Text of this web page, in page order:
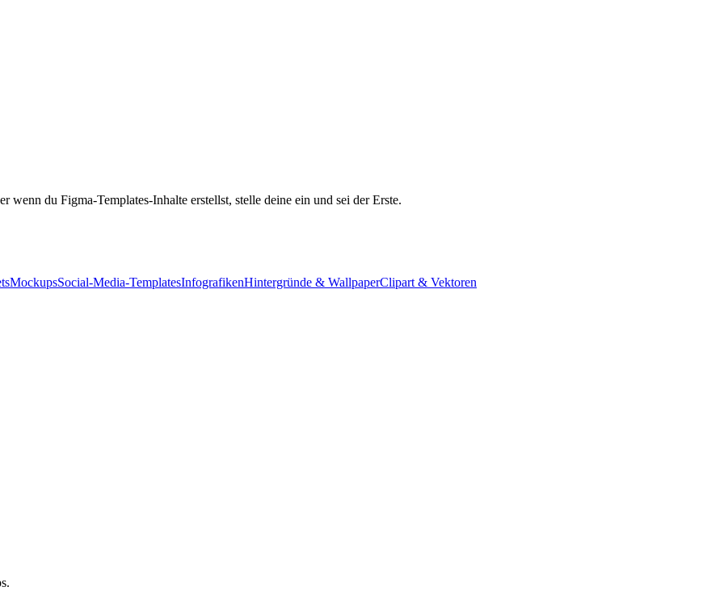
du Figma-Templates-Inhalte erstellst, stelle deine ein und sei der Erste.
MockupsSocial-Media-TemplatesInfografikenHintergründe & WallpaperClipart & Vektoren